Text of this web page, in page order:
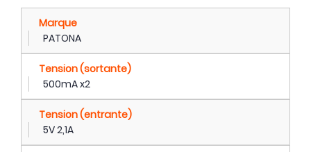
Marque
PATONA
Tension (sortante)
500mA x2
Tension (entrante)
5V 2,1A